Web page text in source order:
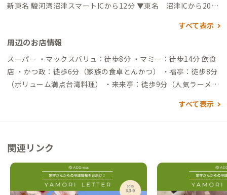
新東名 駿河湾沼津スマートICから12分 ▼東名 沼津ICから20分
すべて表示
周辺のお店情報
スーパー ・マックスバリュ：徒歩8分 ・マミー：徒歩14分 飲食
店 ・かつ政：徒歩6分（家族の食卓とんかつ） ・福亭：徒歩8分
（ボリューム満点台湾料理） ・来来亭：徒歩9分（人気ラーメン
味） ・スワズインドアジアンレストラン＆バー：徒歩15分（種
・ダイソー：徒歩16分 ・ららぽーと沼津：車で7分
すべて表示
関連リンク